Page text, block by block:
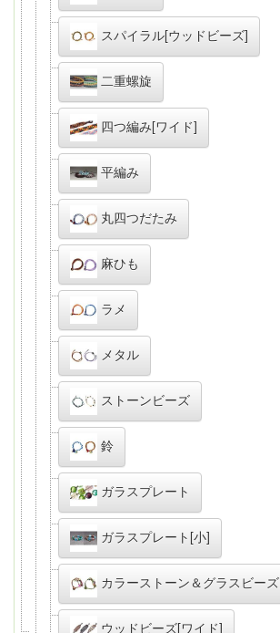
スパイラル[ウッドビーズ]
二重螺旋
四つ編み[ワイド]
平編み
丸四つだたみ
麻ひも
ラメ
メタル
ストーンビーズ
鈴
ガラスプレート
ガラスプレート[小]
カラーストーン＆グラスビーズ
ウッドビーズ[ワイド]